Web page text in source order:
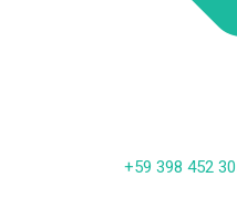
+59 398 452